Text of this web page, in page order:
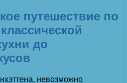
путешествие по
до
невозможно